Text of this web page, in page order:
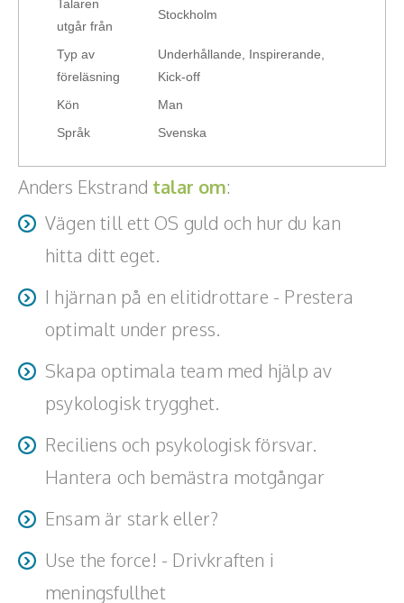
Teamwork, teambuilding, relationer
Vård, omsorg, beroende
Kända personer
Företagsledare
Författare
Idrottare och äventyrare
Skådespelare
Alla ämnen
Talaren
utgår från
Stockholm
Typ av
föreläsning
Underhållande, Inspirerande,
Kick-off
Kön
Man
Språk
Svenska
Anders Ekstrand talar om:
Vägen till ett OS guld och hur du kan
hitta ditt eget.
I hjärnan på en elitidrottare - Prestera
optimalt under press.
Skapa optimala team med hjälp av
psykologisk trygghet.
Reciliens och psykologisk försvar.
Hantera och bemästra motgångar
Ensam är stark eller?
Use the force! - Drivkraften i
meningsfullhet